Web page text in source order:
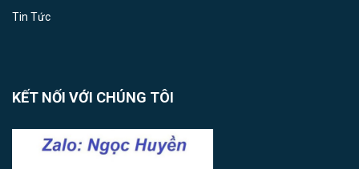
Tin Tức
KẾT NỐI VỚI CHÚNG TÔI